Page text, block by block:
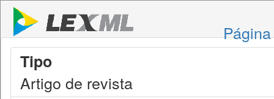
Tipo
Artigo de revista